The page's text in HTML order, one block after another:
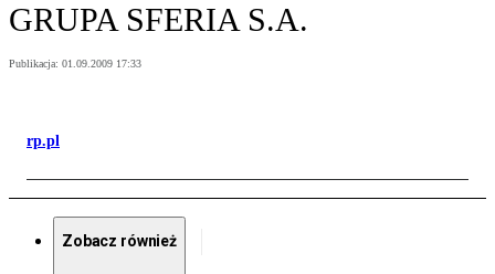
GRUPA SFERIA S.A.
Publikacja: 01.09.2009 17:33
rp.pl
Zobacz również